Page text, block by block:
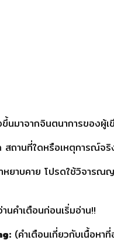
นมาจากจินตนาการของผู้
สถานที่ใดหรือเหตุการณ์จริ
หยาบคาย โปรดใช้วิจารณ
นคำเตือนก่อนเริ่มอ่าน!!
(คำเตือนเกี่ยวกับเนื้อหา